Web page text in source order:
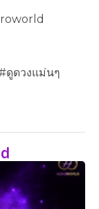
ดูดวงแม่นๆ